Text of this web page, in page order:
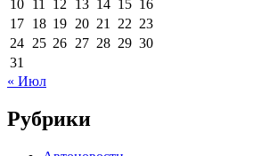
10 11 12 13 14 15 16
17 18 19 20 21 22 23
24 25 26 27 28 29 30
31
« Июл
Рубрики